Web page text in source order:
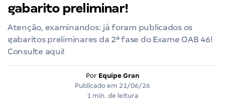
gabarito preliminar!
Atenção, examinandos: já foram publicados os
gabaritos preliminares da 2ª fase do Exame OAB 46!
Consulte aqui!
Por Equipe Gran
Publicado em 21/06/26
1 min. de leitura